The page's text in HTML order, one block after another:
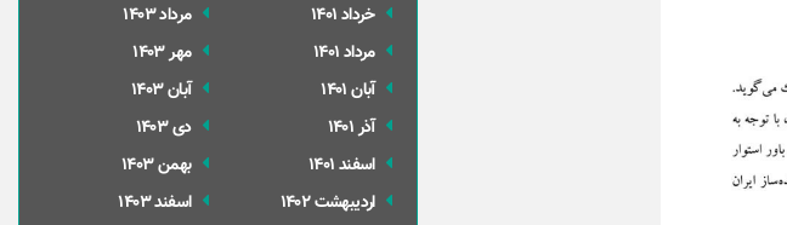
خرداد 1401
مرداد 1401
آبان 1401
آذر 1401
اسفند 1401
ارديبهشت 1402
مرداد 1403
مهر 1403
آبان 1403
دی 1403
بهمن 1403
اسفند 1403